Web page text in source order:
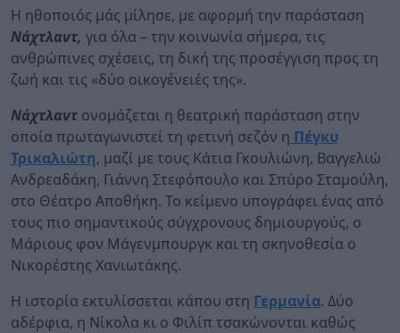
Η ηθοποιός μάς μίλησε, με αφορμή την παράσταση
Νάχτλαντ, για όλα – την κοινωνία σήμερα, τις
ανθρώπινες σχέσεις, τη δική της προσέγγιση προς τη
ζωή και τις «δύο οικογένειές της».
Νάχτλαντ ονομάζεται η θεατρική παράσταση στην
οποία πρωταγωνιστεί τη φετινή σεζόν η Πέγκυ
Τρικαλιώτη, μαζί με τους Κάτια Γκουλιώνη, Βαγγελιώ
Ανδρεαδάκη, Γιάννη Στεφόπουλο και Σπύρο Σταμούλη,
στο Θέατρο Αποθήκη. Το κείμενο υπογράφει ένας από
τους πιο σημαντικούς σύγχρονους δημιουργούς, ο
Μάριους φον Μάγενμπουργκ και τη σκηνοθεσία ο
Νικορέστης Χανιωτάκης.
Η ιστορία εκτυλίσσεται κάπου στη Γερμανία. Δύο
αδέρφια, η Νίκολα κι ο Φιλίπ τσακώνονται καθώς